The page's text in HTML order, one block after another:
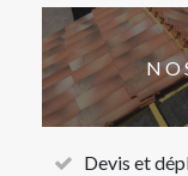
Devis et